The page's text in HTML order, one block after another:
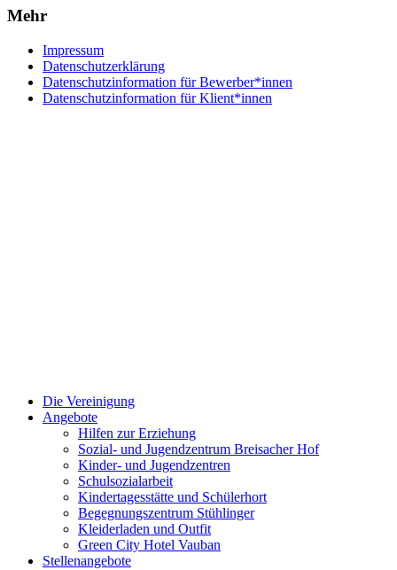
Mehr
Impressum
Datenschutzerklärung
Datenschutzinformation für Bewerber*innen
Datenschutzinformation für Klient*innen
Close
Menu
Die Vereinigung
Angebote
Hilfen zur Erziehung
Sozial- und Jugendzentrum Breisacher Hof
Kinder- und Jugendzentren
Schulsozialarbeit
Kindertagesstätte und Schülerhort
Begegnungszentrum Stühlinger
Kleiderladen und Outfit
Green City Hotel Vauban
Stellenangebote